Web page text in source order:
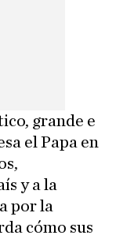
grande e
el Papa en
y a la
por la
cómo sus